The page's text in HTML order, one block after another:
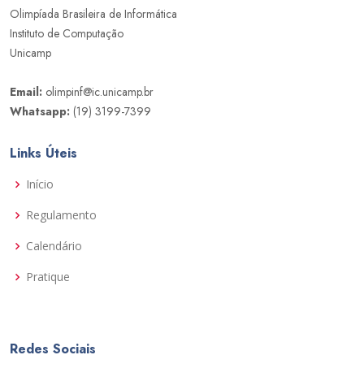
Olimpíada Brasileira de Informática
Instituto de Computação
Unicamp
Email: olimpinf@ic.unicamp.br
Whatsapp: (19) 3199-7399
Links Úteis
Início
Regulamento
Calendário
Pratique
Redes Sociais